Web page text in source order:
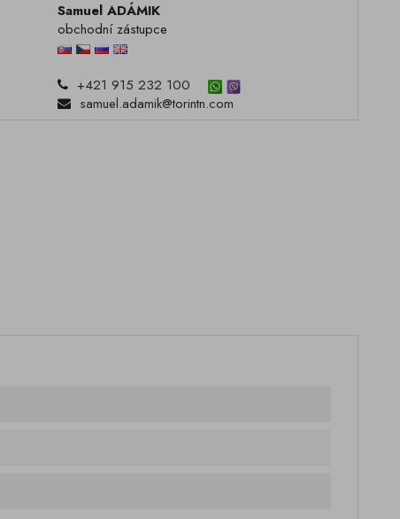
Samuel ADÁMIK
obchodní zástupce
+421 915 232 100
samuel.adamik@torintn.com